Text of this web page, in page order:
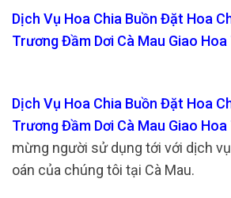
Dịch Vụ Hoa Chia Buồn Đặt Hoa
Trương Đầm Dơi Cà Mau Giao Hoa
Dịch Vụ Hoa Chia Buồn Đặt Hoa
Trương Đầm Dơi Cà Mau Giao Hoa
mừng người sử dụng tới với dịch
oán của chúng tôi tại Cà Mau.